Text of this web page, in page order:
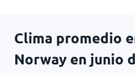
Clima promedio
Norway en junio